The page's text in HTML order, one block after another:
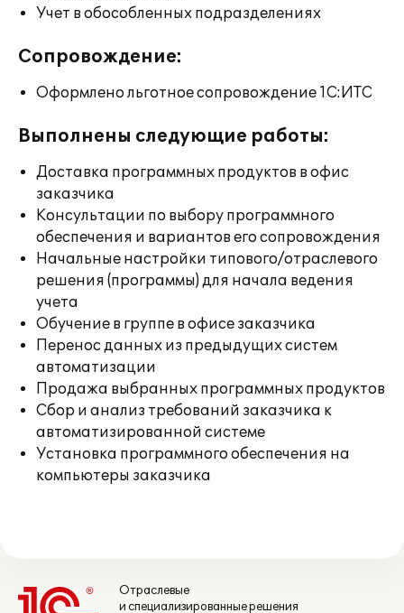
Учет в обособленных подразделениях
Сопровождение:
Оформлено льготное сопровождение 1С:ИТС
Выполнены следующие работы:
Доставка программных продуктов в офис
заказчика
Консультации по выбору программного
обеспечения и вариантов его сопровождения
Начальные настройки типового/отраслевого
решения (программы) для начала ведения
учета
Обучение в группе в офисе заказчика
Перенос данных из предыдущих систем
автоматизации
Продажа выбранных программных продуктов
Сбор и анализ требований заказчика к
автоматизированной системе
Установка программного обеспечения на
компьютеры заказчика
Отраслевые
и специализированные решения